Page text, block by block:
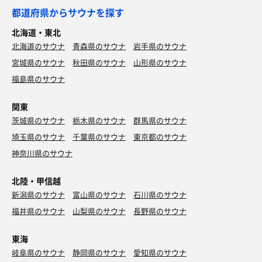
都道府県からサウナを探す
北海道・東北
北海道のサウナ 青森県のサウナ
岩手県のサウナ
宮城県のサウナ
秋田県のサウナ
山形県のサウナ
福島県のサウナ
関東
茨城県のサウナ 栃木県のサウナ
群馬県のサウナ
埼玉県のサウナ
千葉県のサウナ
東京都のサウナ
神奈川県のサウナ
北陸・甲信越
新潟県のサウナ 富山県のサウナ
石川県のサウナ
福井県のサウナ
山梨県のサウナ 長野県のサウナ
東海
岐阜県のサウナ 静岡県のサウナ 愛知県のサウナ